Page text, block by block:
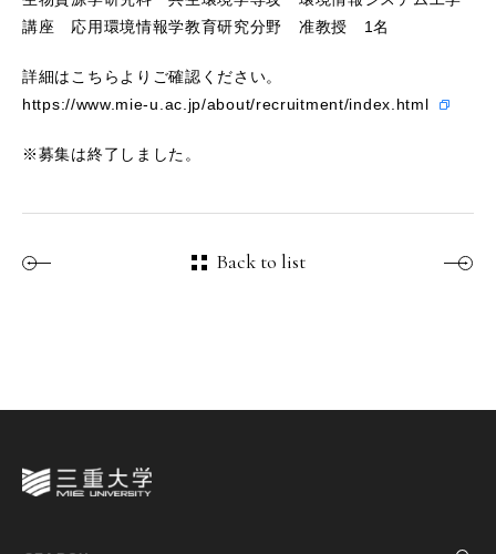
講座 応用環境情報学教育研究分野 准教授 1名
詳細はこちらよりご確認ください。
https://www.mie-u.ac.jp/about/recruitment/index.html
※募集は終了しました。
Back to list